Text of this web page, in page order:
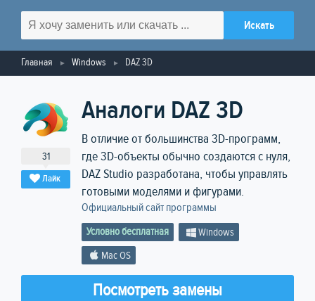
Главная Windows DAZ 3D
31
Лайк
Аналоги DAZ 3D
В отличие от большинства 3D-программ,
где 3D-объекты обычно создаются с нуля,
DAZ Studio разработана, чтобы управлять
готовыми моделями и фигурами.
Официальный сайт программы
Условно бесплатная
Windows
Mac OS
Посмотреть замены